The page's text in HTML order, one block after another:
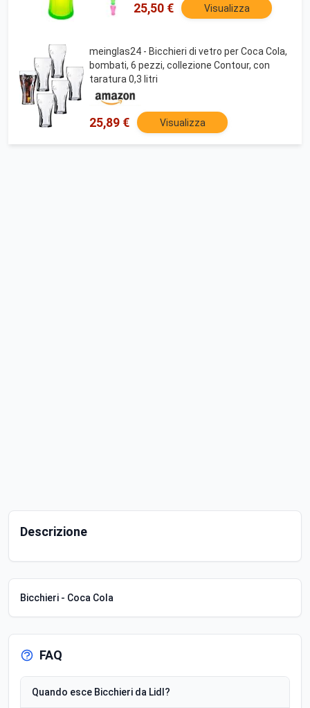
25,50 € Visualizza
meinglas24 - Bicchieri di vetro per Coca Cola,
bombati, 6 pezzi, collezione Contour, con
taratura 0,3 litri
25,89 € Visualizza
Descrizione
Bicchieri - Coca Cola
FAQ
Quando esce Bicchieri da Lidl?